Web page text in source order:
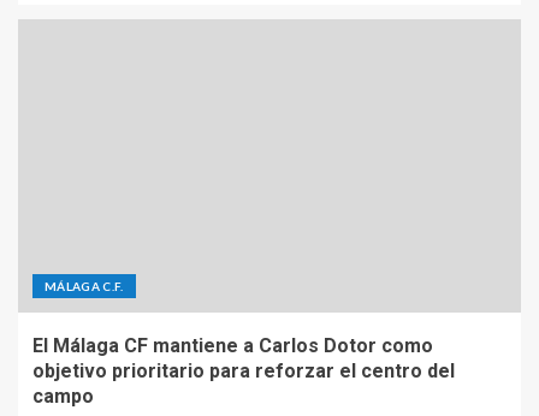
MÁLAGA C.F.
El Málaga CF mantiene a Carlos Dotor como
objetivo prioritario para reforzar el centro del
campo